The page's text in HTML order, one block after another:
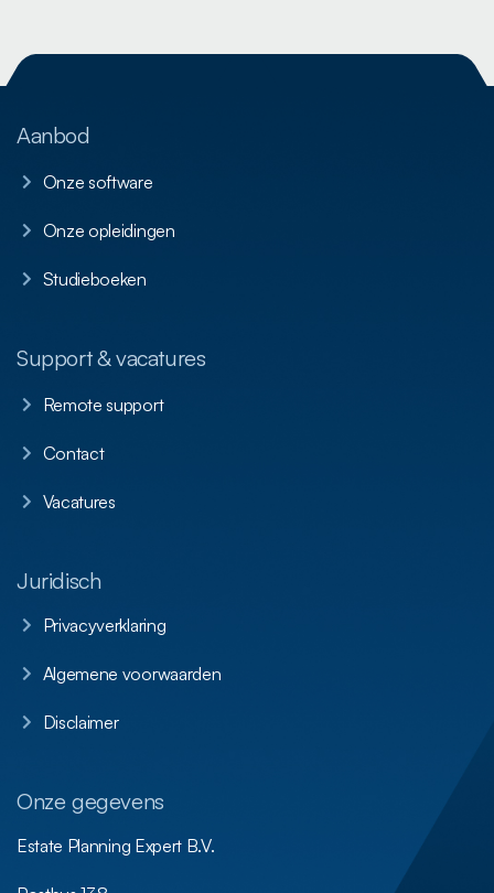
Aanbod
Onze software
Onze opleidingen
Studieboeken
Support & vacatures
Remote support
Contact
Vacatures
Juridisch
Privacyverklaring
Algemene voorwaarden
Disclaimer
Onze gegevens
Estate Planning Expert B.V.